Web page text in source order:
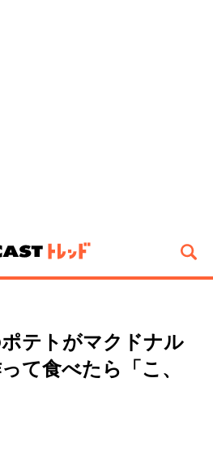
テトがマクドナル
て食べたら「こ、